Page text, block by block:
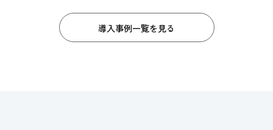
導入事例一覧を見る